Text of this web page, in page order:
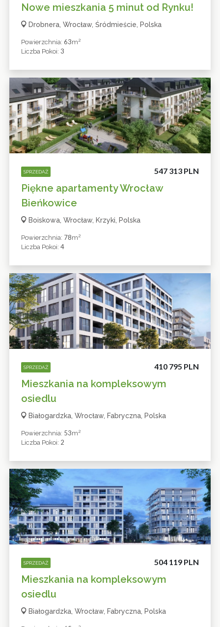
Nowe mieszkania 5 minut od Rynku!
Drobnera, Wrocław, Śródmieście, Polska
Powierzchnia: 63M2
Liczba Pokoi: 3
SPRZEDAŻ 547 313 PLN
Piękne apartamenty Wrocław
Bieńkowice
Boiskowa, Wrocław, Krzyki, Polska
Powierzchnia: 78M2
Liczba Pokoi: 4
SPRZEDAŻ 410 795 PLN
Mieszkania na kompleksowym
osiedlu
Białogardzka, Wrocław, Fabryczna, Polska
Powierzchnia: 53M2
Liczba Pokoi: 2
SPRZEDAŻ 504 119 PLN
Mieszkania na kompleksowym
osiedlu
Białogardzka, Wrocław, Fabryczna, Polska